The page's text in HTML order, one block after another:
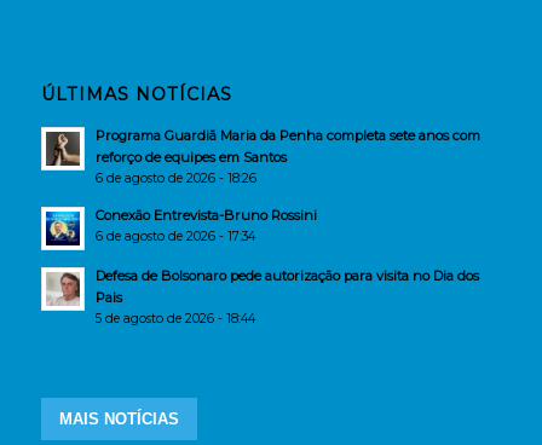
ÚLTIMAS NOTÍCIAS
Programa Guardiã Maria da Penha completa sete anos com
reforço de equipes em Santos
6 de agosto de 2026 - 18:26
Conexão Entrevista-Bruno Rossini
6 de agosto de 2026 - 17:34
Defesa de Bolsonaro pede autorização para visita no Dia dos
Pais
5 de agosto de 2026 - 18:44
MAIS NOTÍCIAS